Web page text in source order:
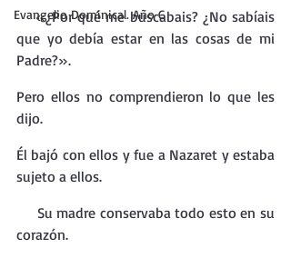
Evangelio Dominical. Año C
«¿Por qué me buscabais? ¿No sabíais
que yo debía estar en las cosas de mi
Padre?».
Pero ellos no comprendieron lo que les
dijo.
Él bajó con ellos y fue a Nazaret y estaba
sujeto a ellos.
corazón.